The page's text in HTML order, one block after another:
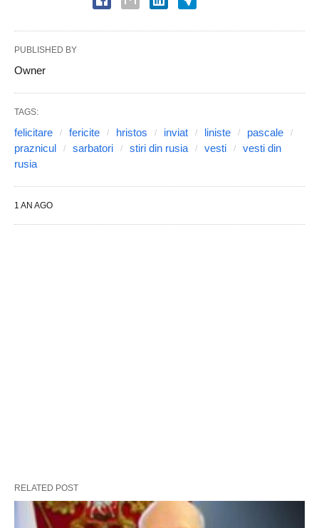
PUBLISHED BY
Owner
TAGS:
felicitare fericite hristos inviat liniste
pascale
praznicul
sarbatori stiri din rusia vesti
vesti din
rusia
1 AN AGO
RELATED POST